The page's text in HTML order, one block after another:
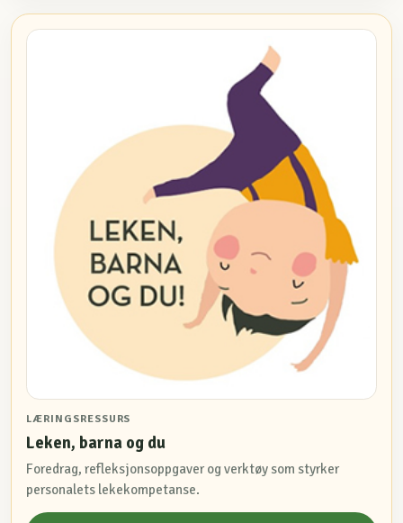
LÆRINGSRESSURS
Leken, barna og du
Foredrag, refleksjonsoppgaver og verktøy som styrker
personalets lekekompetanse.